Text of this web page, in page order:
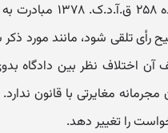
درصورتی که دادگاه
رأی تلقی شود، مانند مورد
آن اختلاف نظر بین دادگاه
مغایرتی با قانون
را تغییر دهد.